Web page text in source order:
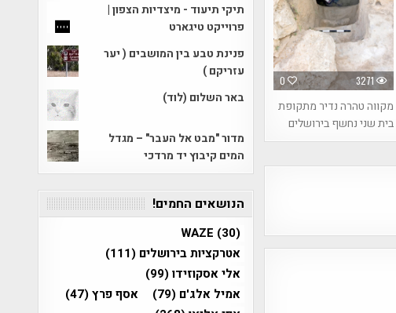
0 3271
מקווה טהרה נדיר מתקופת
בית שני נחשף בירושלים
תיקי תיעוד - מיצדיות הצפון |
פרוייקט טיגארט
פנינת טבע בין המושבים ( יער
עזריקם )
באר השלום (לוד)
מדור "מבט אל העבר" – מגדל
המים קיבוץ יד מרדכי
הנושאים החמים!
WAZE (30)
אטרקציות בירושלים (111)
אלי אסקוזידו(99)
אמיל אלג'ם (79) אסף פרץ(47)